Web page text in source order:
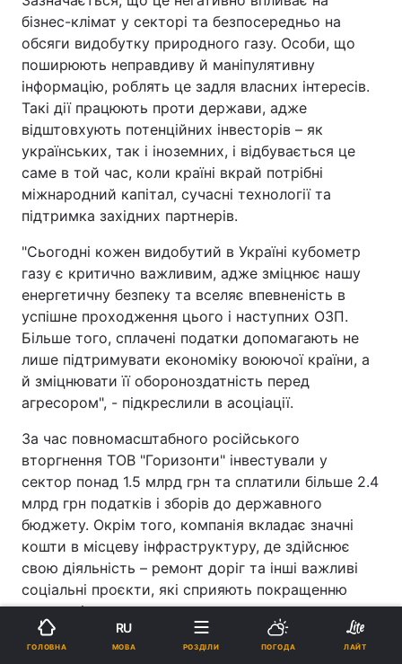
бізнес-клімат у секторі та безпосередньо на
обсяги видобутку природного газу. Особи, що
поширюють неправдиву й маніпулятивну
інформацію, роблять це задля власних інтересів.
Такі дії працюють проти держави, адже
відштовхують потенційних інвесторів – як
українських, так і іноземних, і відбувається це
саме в той час, коли країні вкрай потрібні
міжнародний капітал, сучасні технології та
підтримка західних партнерів.
"Сьогодні кожен видобутий в Україні кубометр
газу є критично важливим, адже зміцнює нашу
енергетичну безпеку та вселяє впевненість в
успішне проходження цього і наступних ОЗП.
Більше того, сплачені податки допомагають не
лише підтримувати економіку воюючої країни, а
й зміцнювати її обороноздатність перед
агресором", - підкреслили в асоціації.
За час повномасштабного російського
вторгнення ТОВ "Горизонти" інвестували у
сектор понад 1.5 млрд грн та сплатили більше 2.4
млрд грн податків і зборів до державного
бюджету. Окрім того, компанія вкладає значні
кошти в місцеву інфраструктуру, де здійснює
свою діяльність – ремонт доріг та інші важливі
соціальні проєкти, які сприяють покращенню
життя місцевих громад.
В асоціації наголошують, що будь-які дії, які
ГОЛОВНА
RU
МОВА РОЗДІЛИ ПОГОДА ЛАЙТ